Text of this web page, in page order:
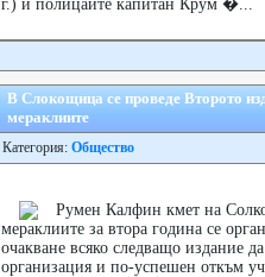
г.) и полицаите капитан Крум �...
В Слокощица се проведе Второто
мераклиите
Категория: Общество
Румен Калфин кмет на
мераклиите за втора година се
очакване всяко следващо издание
организация и по-успешен откъм